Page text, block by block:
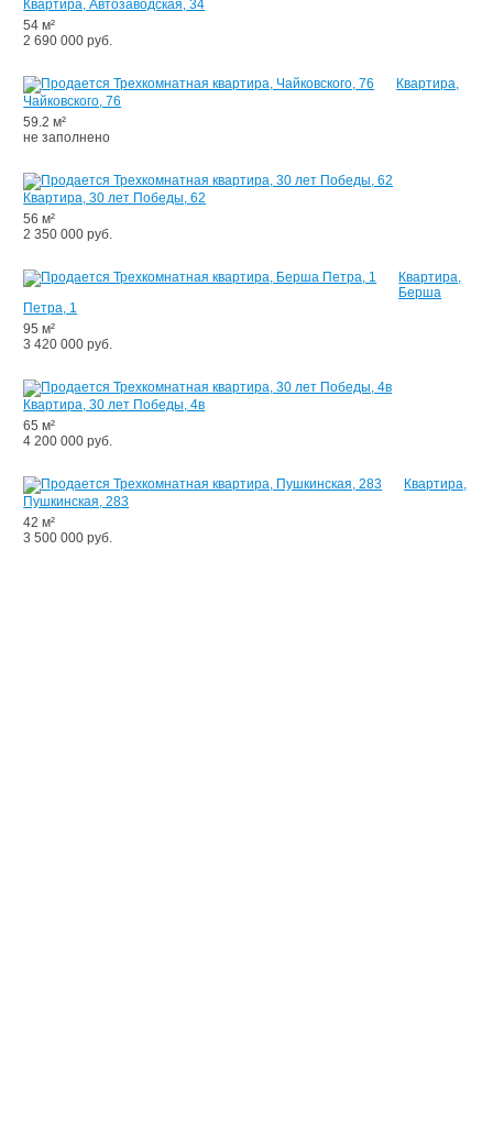
Квартира, Автозаводская, 34
54 м²
2 690 000 руб.
Квартира,
Чайковского, 76
59.2 м²
не заполнено
Квартира, 30 лет Победы, 62
56 м²
2 350 000 руб.
Квартира,
Берша
Петра, 1
95 м²
3 420 000 руб.
Квартира, 30 лет Победы, 4в
65 м²
4 200 000 руб.
Квартира,
Пушкинская, 283
42 м²
3 500 000 руб.